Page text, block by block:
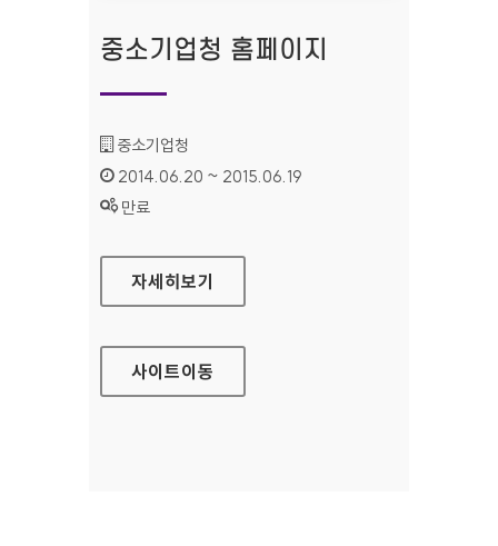
중소기업청 홈페이지
기관명 :
중소기업청
인증기간 :
2014.06.20 ~ 2015.06.19
상태 :
만료
중소기업청 홈페이지
자세히보기
사이트이동